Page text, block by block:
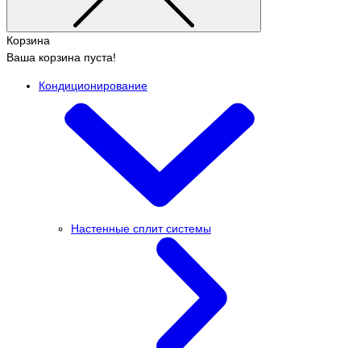
Корзина
Ваша корзина пуста!
Кондиционирование
Настенные сплит системы